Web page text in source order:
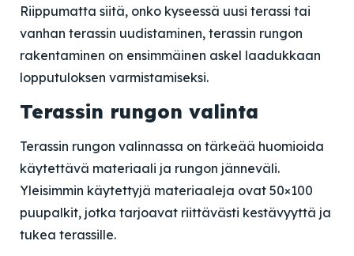
Riippumatta siitä, onko kyseessä uusi terassi tai
vanhan terassin uudistaminen, terassin rungon
rakentaminen on ensimmäinen askel laadukkaan
lopputuloksen varmistamiseksi.
Terassin rungon valinta
Terassin rungon valinnassa on tärkeää huomioida
käytettävä materiaali ja rungon jänneväli.
Yleisimmin käytettyjä materiaaleja ovat 50×100
puupalkit, jotka tarjoavat riittävästi kestävyyttä ja
tukea terassille.